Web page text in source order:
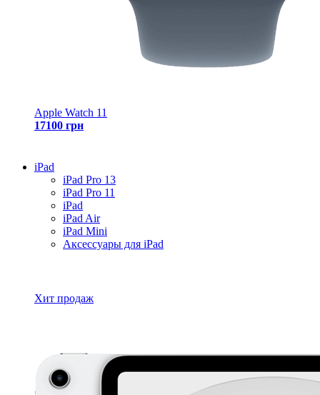
Apple Watch 11
17100 грн
iPad
iPad Pro 13
iPad Pro 11
iPad
iPad Air
iPad Mini
Аксессуары для iPad
Хит продаж